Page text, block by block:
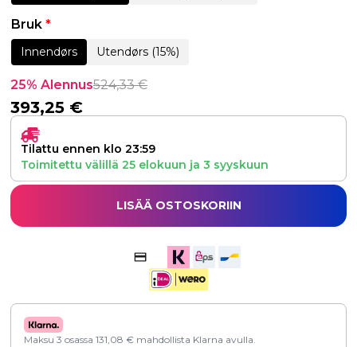
Bruk *
Innendørs Utendørs (15%)
25% Alennus524,33€
393,25 €
Tilattu ennen klo 23:59
Toimitettu välillä 25 elokuun ja 3 syyskuun
LISÄÄ OSTOSKORIIN
Maksu 3 osassa 131,08 € mahdollista Klarna avulla.